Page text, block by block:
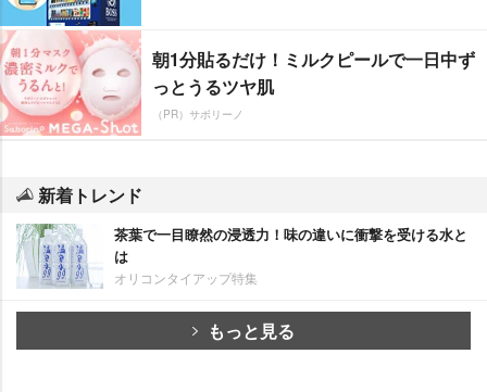
朝1分貼るだけ！ミルクピールで一日中ず
っとうるツヤ肌
（PR）サボリーノ
新着トレンド
茶葉で一目瞭然の浸透力！味の違いに衝撃を受ける水と
は
オリコンタイアップ特集
もっと見る